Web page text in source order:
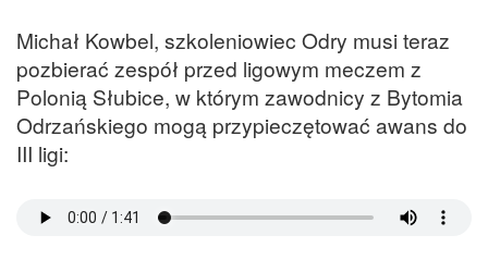
Michał Kowbel, szkoleniowiec Odry musi teraz
pozbierać zespół przed ligowym meczem z
Polonią Słubice, w którym zawodnicy z Bytomia
Odrzańskiego mogą przypieczętować awans do
III ligi: